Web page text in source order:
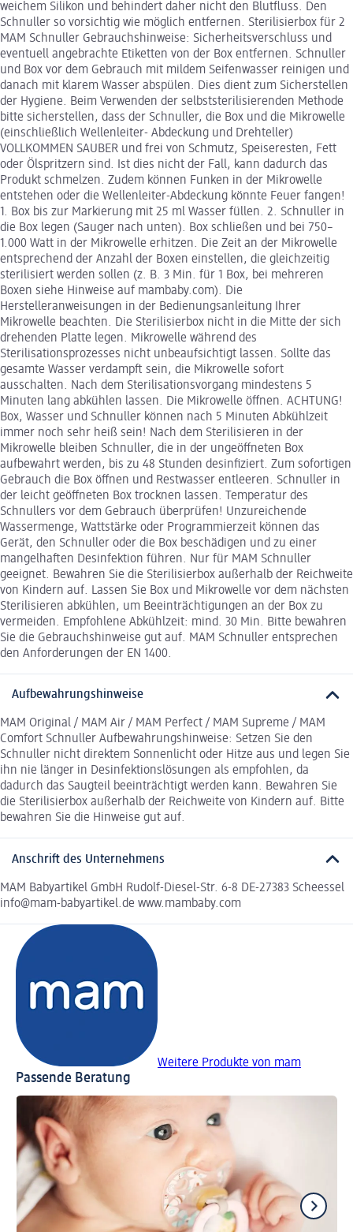
weichem Silikon und behindert daher nicht den Blutfluss. Den
Schnuller so vorsichtig wie möglich entfernen. Sterilisierbox für 2
MAM Schnuller Gebrauchshinweise: Sicherheitsverschluss und
eventuell angebrachte Etiketten von der Box entfernen. Schnuller
und Box vor dem Gebrauch mit mildem Seifenwasser reinigen und
danach mit klarem Wasser abspülen. Dies dient zum Sicherstellen
der Hygiene. Beim Verwenden der selbststerilisierenden Methode
bitte sicherstellen, dass der Schnuller, die Box und die Mikrowelle
(einschließlich Wellenleiter- Abdeckung und Drehteller)
VOLLKOMMEN SAUBER und frei von Schmutz, Speiseresten, Fett
oder Ölspritzern sind. Ist dies nicht der Fall, kann dadurch das
Produkt schmelzen. Zudem können Funken in der Mikrowelle
entstehen oder die Wellenleiter-Abdeckung könnte Feuer fangen!
1. Box bis zur Markierung mit 25 ml Wasser füllen. 2. Schnuller in
die Box legen (Sauger nach unten). Box schließen und bei 750–
1.000 Watt in der Mikrowelle erhitzen. Die Zeit an der Mikrowelle
entsprechend der Anzahl der Boxen einstellen, die gleichzeitig
sterilisiert werden sollen (z. B. 3 Min. für 1 Box, bei mehreren
Boxen siehe Hinweise auf mambaby.com). Die
Herstelleranweisungen in der Bedienungsanleitung Ihrer
Mikrowelle beachten. Die Sterilisierbox nicht in die Mitte der sich
drehenden Platte legen. Mikrowelle während des
Sterilisationsprozesses nicht unbeaufsichtigt lassen. Sollte das
gesamte Wasser verdampft sein, die Mikrowelle sofort
ausschalten. Nach dem Sterilisationsvorgang mindestens 5
Minuten lang abkühlen lassen. Die Mikrowelle öffnen. ACHTUNG!
Box, Wasser und Schnuller können nach 5 Minuten Abkühlzeit
immer noch sehr heiß sein! Nach dem Sterilisieren in der
Mikrowelle bleiben Schnuller, die in der ungeöffneten Box
aufbewahrt werden, bis zu 48 Stunden desinfiziert. Zum sofortigen
Gebrauch die Box öffnen und Restwasser entleeren. Schnuller in
der leicht geöffneten Box trocknen lassen. Temperatur des
Schnullers vor dem Gebrauch überprüfen! Unzureichende
Wassermenge, Wattstärke oder Programmierzeit können das
Gerät, den Schnuller oder die Box beschädigen und zu einer
mangelhaften Desinfektion führen. Nur für MAM Schnuller
geeignet. Bewahren Sie die Sterilisierbox außerhalb der Reichweite
von Kindern auf. Lassen Sie Box und Mikrowelle vor dem nächsten
Sterilisieren abkühlen, um Beeinträchtigungen an der Box zu
vermeiden. Empfohlene Abkühlzeit: mind. 30 Min. Bitte bewahren
Sie die Gebrauchshinweise gut auf. MAM Schnuller entsprechen
den Anforderungen der EN 1400.
Aufbewahrungshinweise
MAM Original / MAM Air / MAM Perfect / MAM Supreme / MAM
Comfort Schnuller Aufbewahrungshinweise: Setzen Sie den
Schnuller nicht direktem Sonnenlicht oder Hitze aus und legen Sie
ihn nie länger in Desinfektionslösungen als empfohlen, da
dadurch das Saugteil beeinträchtigt werden kann. Bewahren Sie
die Sterilisierbox außerhalb der Reichweite von Kindern auf. Bitte
bewahren Sie die Hinweise gut auf.
Anschrift des Unternehmens
MAM Babyartikel GmbH Rudolf-Diesel-Str. 6-8 DE-27383 Scheessel
info@mam-babyartikel.de www.mambaby.com
Weitere Produkte von mam
Passende Beratung